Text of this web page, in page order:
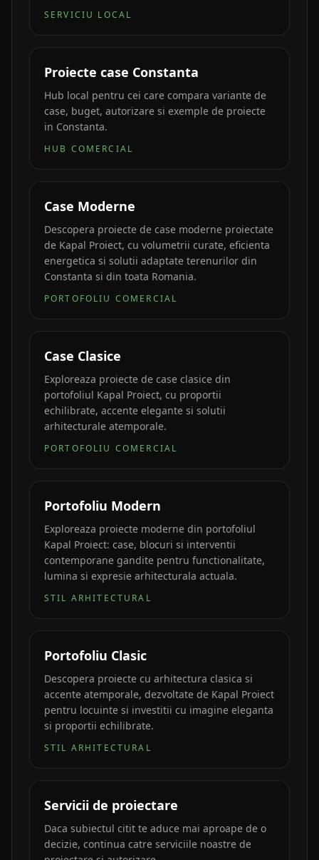
SERVICIU LOCAL
Proiecte case Constanta
Hub local pentru cei care compara variante de
case, buget, autorizare si exemple de proiecte
in Constanta.
HUB COMERCIAL
Case Moderne
Descopera proiecte de case moderne proiectate
de Kapal Proiect, cu volumetrii curate, eficienta
energetica si solutii adaptate terenurilor din
Constanta si din toata Romania.
PORTOFOLIU COMERCIAL
Case Clasice
Exploreaza proiecte de case clasice din
portofoliul Kapal Proiect, cu proportii
echilibrate, accente elegante si solutii
arhitecturale atemporale.
PORTOFOLIU COMERCIAL
Portofoliu Modern
Exploreaza proiecte moderne din portofoliul
Kapal Proiect: case, blocuri si interventii
contemporane gandite pentru functionalitate,
lumina si expresie arhitecturala actuala.
STIL ARHITECTURAL
Portofoliu Clasic
Descopera proiecte cu arhitectura clasica si
accente atemporale, dezvoltate de Kapal Proiect
pentru locuinte si investitii cu imagine eleganta
si proportii echilibrate.
STIL ARHITECTURAL
Servicii de proiectare
Daca subiectul citit te aduce mai aproape de o
decizie, continua catre serviciile noastre de